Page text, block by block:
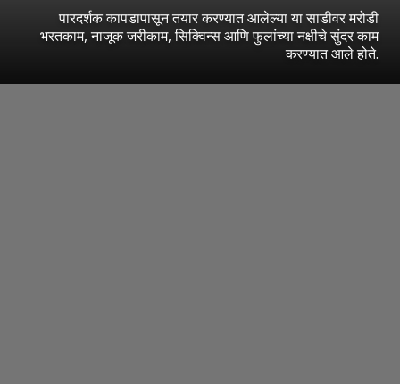
पारदर्शक कापडापासून तयार करण्यात आलेल्या या साडीवर मरोडी
भरतकाम, नाजूक जरीकाम, सिक्विन्स आणि फुलांच्या नक्षीचे सुंदर काम
करण्यात आले होते.